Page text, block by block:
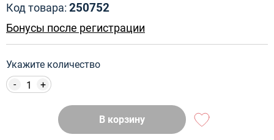
Код товара: 250752
Бонусы после регистрации
Укажите количество
+
-
В корзину